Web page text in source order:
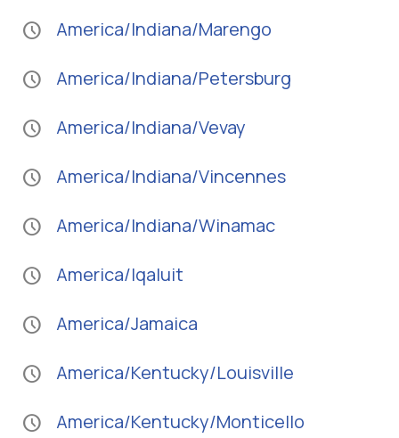
schedule America/Indiana/Marengo
schedule America/Indiana/Petersburg
schedule America/Indiana/Vevay
schedule America/Indiana/Vincennes
schedule America/Indiana/Winamac
schedule America/Iqaluit
schedule America/Jamaica
schedule America/Kentucky/Louisville
schedule America/Kentucky/Monticello